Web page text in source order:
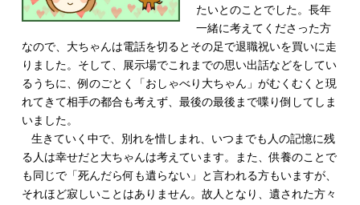
たいとのことでした。長年
一緒に考えてくださった方
なので、大ちゃんは電話を切るとその足で退職祝いを買いに走
りました。そして、展示場でこれまでの思い出話などをしてい
るうちに、例のごとく「おしゃべり大ちゃん」がむくむくと現
れてきて相手の都合も考えず、最後の最後まで喋り倒してしま
いました。
生きていく中で、別れを惜しまれ、いつまでも人の記憶に残
る人は幸せだと大ちゃんは考えています。また、供養のことで
も同じで「死んだら何も遺らない」と言われる方もいますが、
それほど寂しいことはありません。故人となり、遺された方々